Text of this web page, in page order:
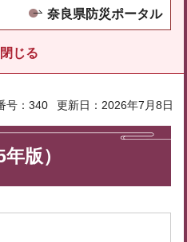
奈良県防災ポータル
閉じる
号：340 更新日：2026年7月8日
版）